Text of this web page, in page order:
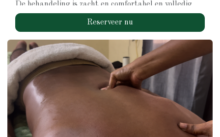
De behandeling is zacht en comfortabel en volledig
afgestemd op jouw behoeften.
Stress of mentale spanning ervaart
Moeite hebt met ontspannen
Regelmatig rustmomenten voor jezelf wilt
inbouwen
Voor langdurig effect wordt een regelmatige Relaxing
Massage aanbevolen.
Reserveer nu